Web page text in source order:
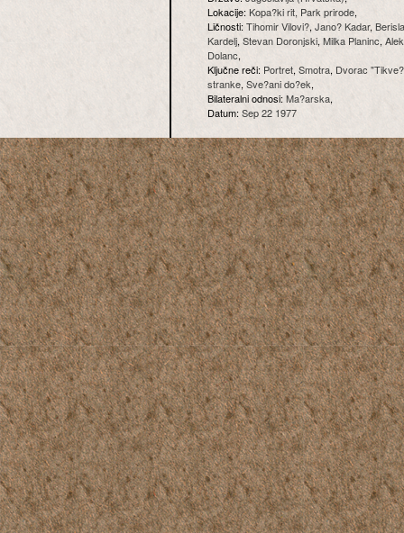
Lokacije:Kopa?ki rit, Park prirode,
Ličnosti:Tihomir Vilovi?, Jano? Kadar,
Kardelj, Stevan Doronjski, Milka Planinc,
Dolanc,
Ključne reči: Portret, Smotra, Dvorac
stranke, Sve?ani do?ek,
Bilateralni odnosi:Ma?arska,
Datum:Sep 22 1977